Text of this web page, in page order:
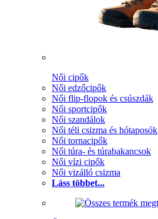
Női cipők
Női edzőcipők
Női flip-flopok és csúszdák
Női sportcipők
Női szandálok
Női téli csizma és hótaposók
Női tornacipők
Női túra- és túrabakancsok
Női vízi cipők
Női vizálló csizma
Láss többet...